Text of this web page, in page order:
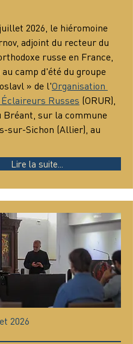
2026, le hiéromoine
adjoint du recteur du
russe en France,
camp d'été du groupe
» de l'Organisation
Éclaireurs Russes (ORUR),
Bréant, sur la commune
sur-Sichon (Allier), au
Lire la suite...
2026